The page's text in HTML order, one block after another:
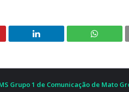
Grupo 1 de Comunicação de Mato